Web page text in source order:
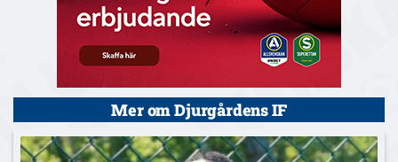
Mer om Djurgårdens IF